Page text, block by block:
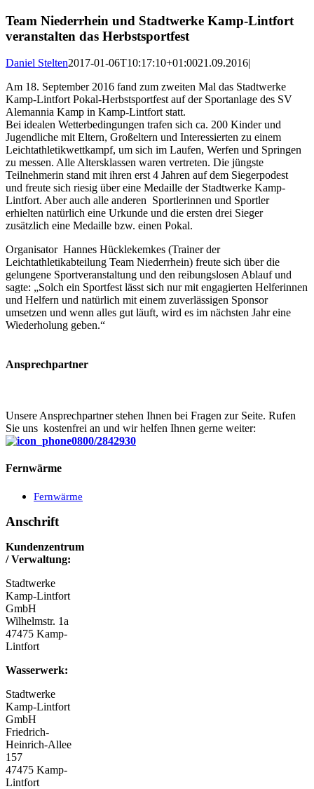
Team Niederrhein und Stadtwerke Kamp-Lintfort
veranstalten das Herbstsportfest
Daniel Stelten2017-01-06T10:17:10+01:0021.09.2016|
Am 18. September 2016 fand zum zweiten Mal das Stadtwerke
Kamp-Lintfort Pokal-Herbstsportfest auf der Sportanlage des SV
Alemannia Kamp in Kamp-Lintfort statt.
Bei idealen Wetterbedingungen trafen sich ca. 200 Kinder und
Jugendliche mit Eltern, Großeltern und Interessierten zu einem
Leichtathletikwettkampf, um sich im Laufen, Werfen und Springen
zu messen. Alle Altersklassen waren vertreten. Die jüngste
Teilnehmerin stand mit ihren erst 4 Jahren auf dem Siegerpodest
und freute sich riesig über eine Medaille der Stadtwerke Kamp-
Lintfort. Aber auch alle anderen Sportlerinnen und Sportler
erhielten natürlich eine Urkunde und die ersten drei Sieger
zusätzlich eine Medaille bzw. einen Pokal.
Organisator Hannes Hücklekemkes (Trainer der
Leichtathletikabteilung Team Niederrhein) freute sich über die
gelungene Sportveranstaltung und den reibungslosen Ablauf und
sagte: „Solch ein Sportfest lässt sich nur mit engagierten Helferinnen
und Helfern und natürlich mit einem zuverlässigen Sponsor
umsetzen und wenn alles gut läuft, wird es im nächsten Jahr eine
Wiederholung geben.“
Ansprechpartner
Unsere Ansprechpartner stehen Ihnen bei Fragen zur Seite. Rufen
Sie uns kostenfrei an und wir helfen Ihnen gerne weiter:
0800/2842930
Fernwärme
Fernwärme
Anschrift
Kundenzentrum
/ Verwaltung:
Stadtwerke
Kamp-Lintfort
GmbH
Wilhelmstr. 1a
47475 Kamp-
Lintfort
Wasserwerk:
Stadtwerke
Kamp-Lintfort
GmbH
Friedrich-
Heinrich-Allee
157
47475 Kamp-
Lintfort